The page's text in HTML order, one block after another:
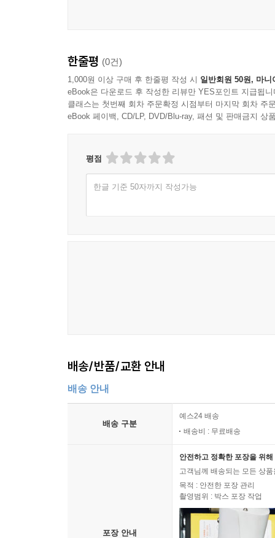
한줄평 (0건)
1,000원 이상 구매 후 한줄평 작성 시 일반회원 50원, 마니
eBook은 다운로드 후 작성한 리뷰만 YES포인트 지급됩니
클래스는 첫번째 회차 주문확정 시점부터 마지막 회차 주
eBook 페이백, CD/LP, DVD/Blu-ray, 패션 및 판매금지 상
평점
한글 기준 50자까지 작성가능
배송/반품/교환 안내
배송 안내
배송 구분
예스24 배송
배송비 : 무료배송
포장 안내
안전하고 정확한 포장을 위
고객님께 배송되는 모든 상
목적 : 안전한 포장 관리
촬영범위 : 박스 포장 작업